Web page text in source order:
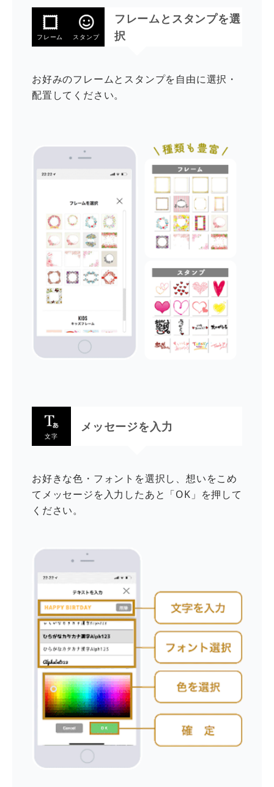
フレーム スタンプ
フレームとスタンプを選
択
お好みのフレームとスタンプを自由に選択・
配置してください。
文字
メッセージを入力
お好きな色・フォントを選択し、想いをこめ
てメッセージを入力したあと「OK」を押して
ください。